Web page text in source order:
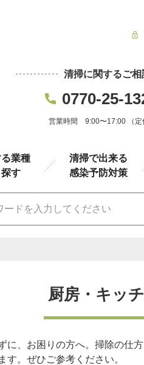
清掃に関するご
0770-25-
営業時間 9:00〜17:00 （定
業種
す
清掃で出来る
感染予防対策
厨房・キッ
、お困りの方へ。掃除の仕
。ぜひご参考ください。